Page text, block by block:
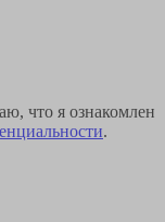
что я ознакомлен
.